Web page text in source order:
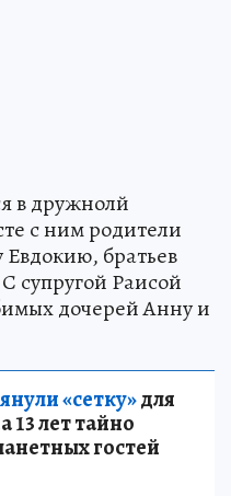
в дружнолй
с ним родители
Евдокию, братьев
супругой Раисой
дочерей Анну и
«сетку»для
13 лет тайно
гостей